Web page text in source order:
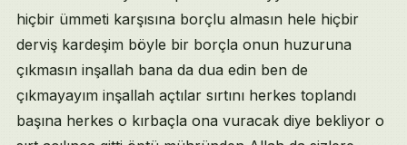
hiçbir ümmeti karşısına borçlu almasın hele hiçbir
derviş kardeşim böyle bir borçla onun huzuruna
çıkmasın inşallah bana da dua edin ben de
çıkmayayım inşallah açtılar sırtını herkes toplandı
başına herkes o kırbaçla ona vuracak diye bekliyor o